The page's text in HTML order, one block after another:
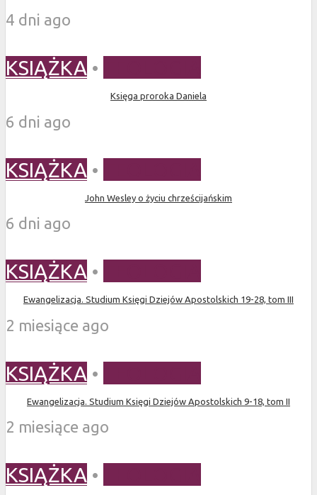
4 dni ago
KSIĄŻKA •
Księga proroka Daniela
6 dni ago
KSIĄŻKA •
John Wesley o życiu chrześcijańskim
6 dni ago
KSIĄŻKA •
Ewangelizacja. Studium Księgi Dziejów Apostolskich 19-28, tom III
2 miesiące ago
KSIĄŻKA •
Ewangelizacja. Studium Księgi Dziejów Apostolskich 9-18, tom II
2 miesiące ago
KSIĄŻKA •